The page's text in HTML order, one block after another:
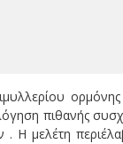
πιθανής
Η μελέτη